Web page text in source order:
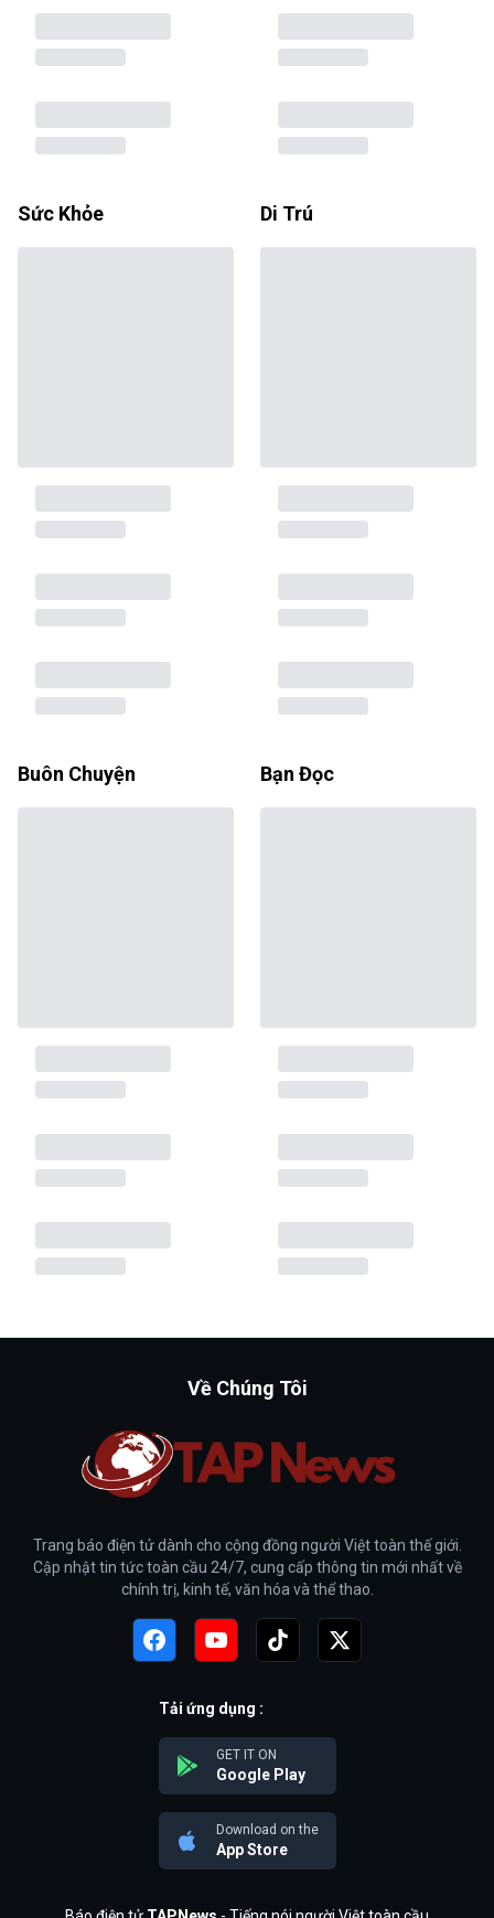
Sức Khỏe Di Trú
Buôn Chuyện Bạn Đọc
Về Chúng Tôi
Trang báo điện tử dành cho cộng đồng người Việt toàn thế giới.
Cập nhật tin tức toàn cầu 24/7, cung cấp thông tin mới nhất về
chính trị, kinh tế, văn hóa và thể thao.
Tải ứng dụng :
GET IT ON
Google Play
Download on the
App Store